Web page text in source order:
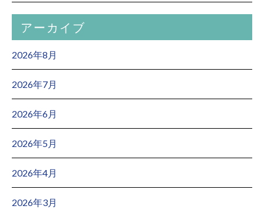
アーカイブ
2026年8月
2026年7月
2026年6月
2026年5月
2026年4月
2026年3月